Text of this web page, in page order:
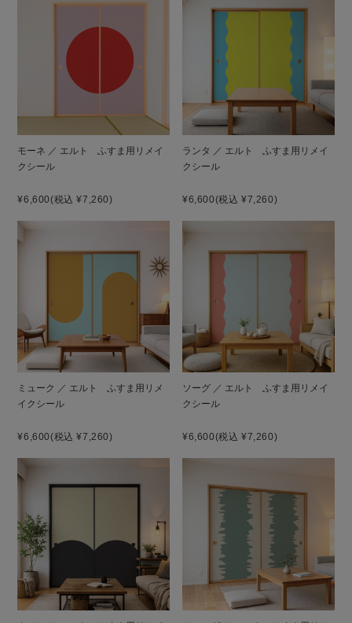
モーネ ／ エルト ふすま用リメイ
クシール
¥6,600(税込 ¥7,260)
ランタ ／ エルト ふすま用リメイ
クシール
¥6,600(税込 ¥7,260)
ミューク ／ エルト ふすま用リメ
イクシール
¥6,600(税込 ¥7,260)
ソーグ ／ エルト ふすま用リメイ
クシール
¥6,600(税込 ¥7,260)